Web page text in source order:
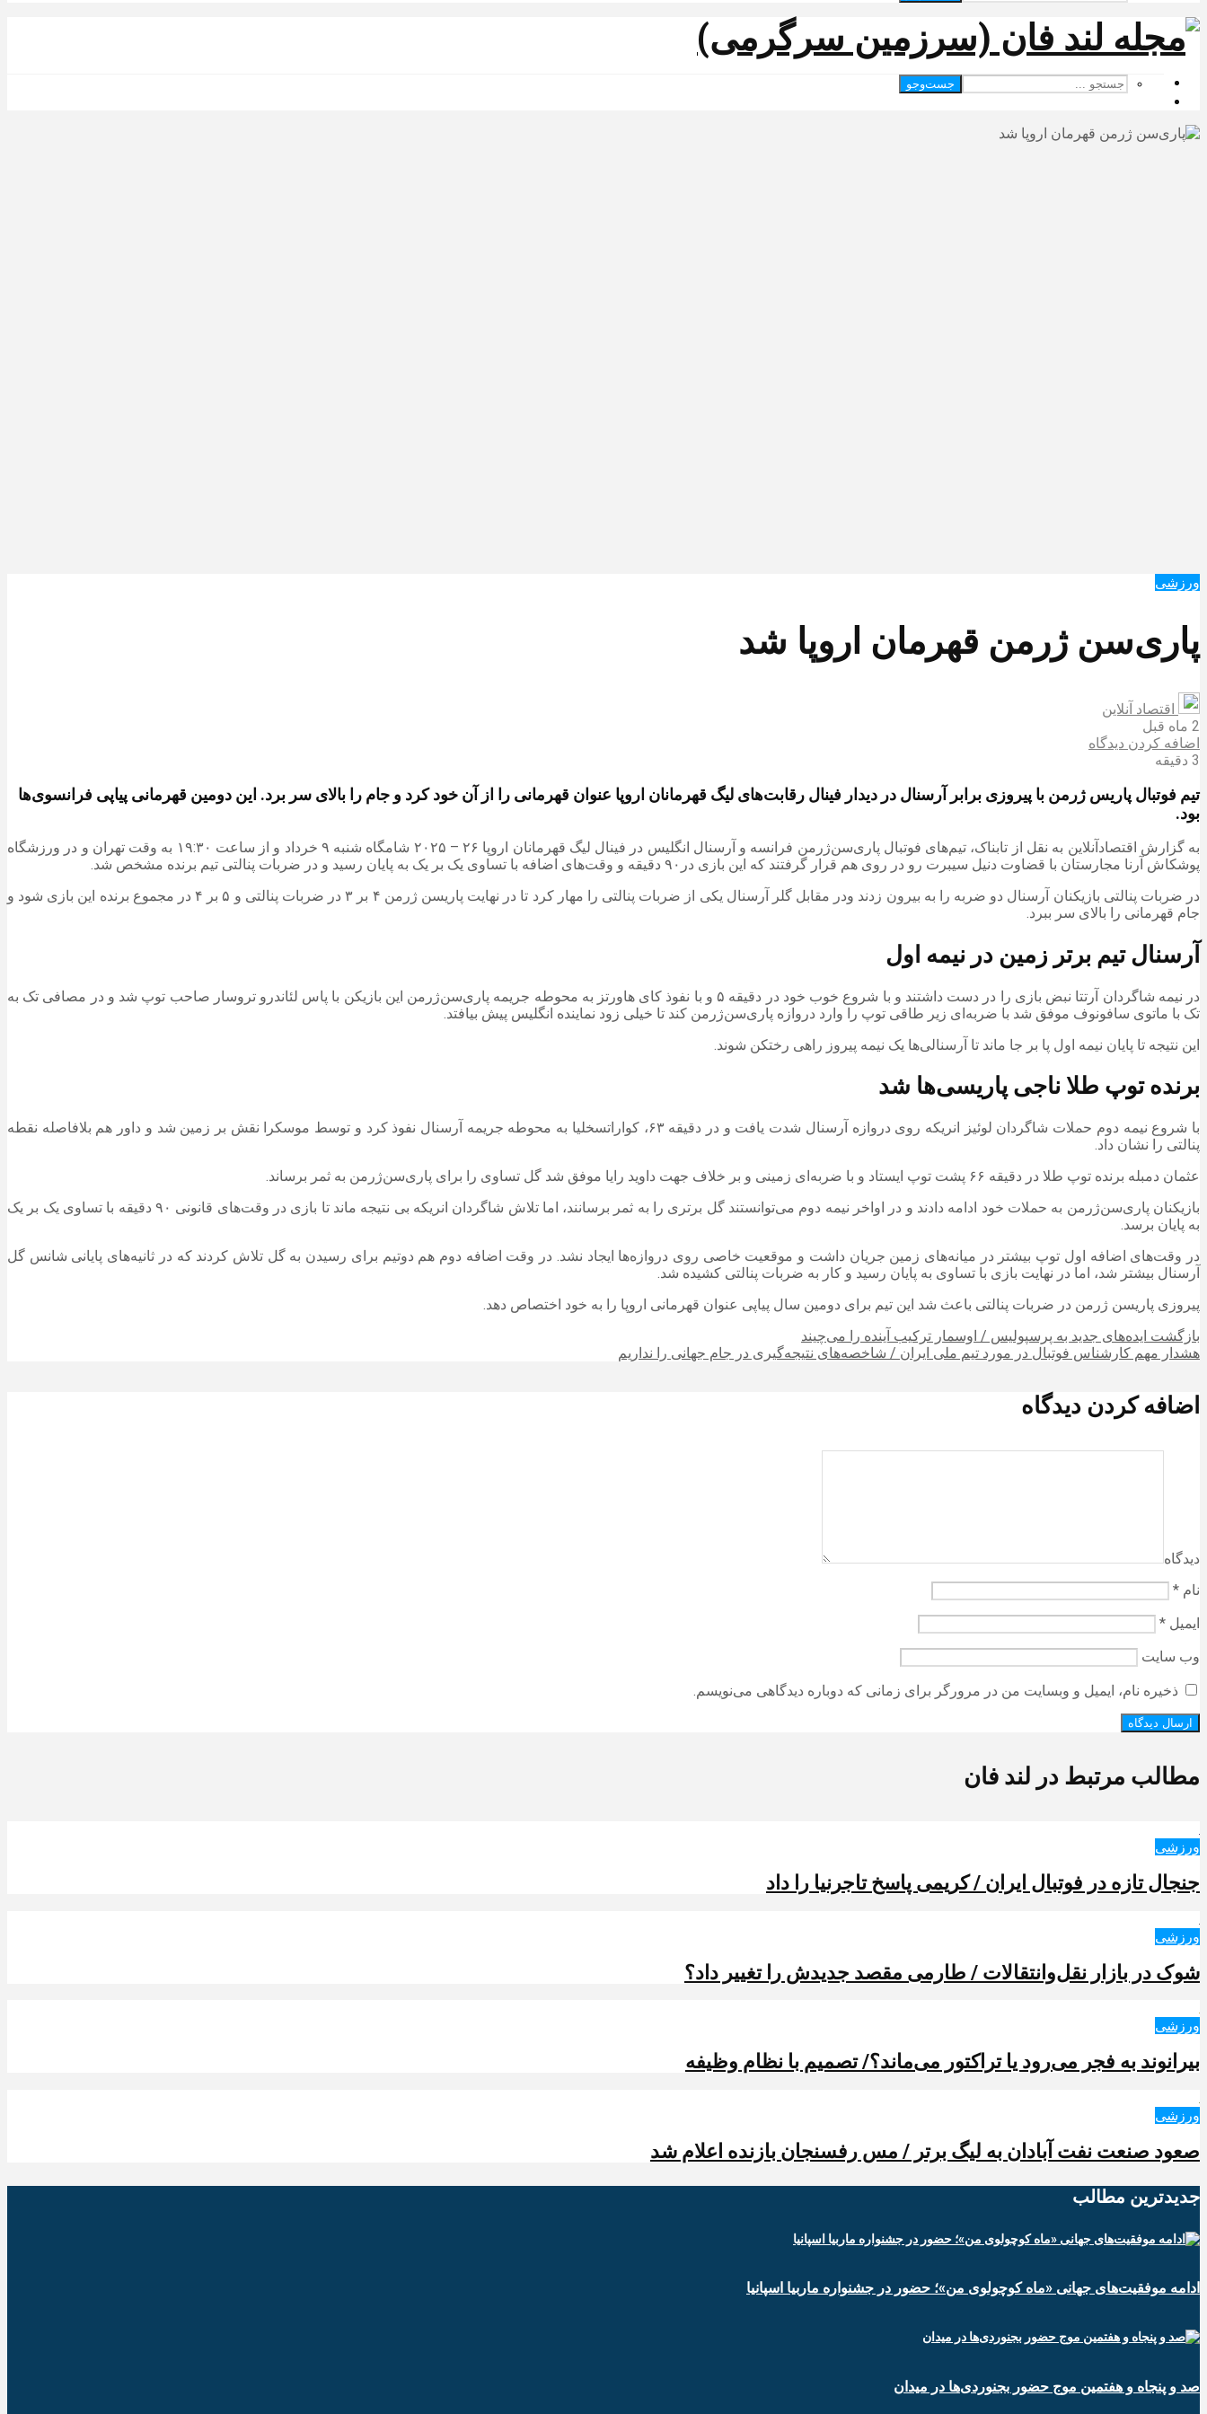
جست‌وجو
ورزشی
پاری‌سن ژرمن قهرمان اروپا شد
اقتصاد آنلاین
2 ماه قبل
اضافه کردن دیدگاه
3 دقیقه
تیم فوتبال پاریس ژرمن با پیروزی برابر آرسنال در دیدار فینال رقابت‌های لیگ قهرمانان اروپا عنوان قهرمانی را از آن خود کرد و جام را بالای سر برد. این دومین قهرمانی پیاپی فرانسوی‌ها
بود.
به گزارش اقتصادآنلاین به نقل از تابناک، تیم‌های فوتبال پاری‌سن‌ژرمن فرانسه و آرسنال انگلیس در فینال لیگ قهرمانان اروپا ۲۶ – ۲۰۲۵ شامگاه شنبه ۹ خرداد و از ساعت ۱۹:۳۰ به وقت تهران و در ورزشگاه
پوشکاش آرنا مجارستان با قضاوت دنیل سیبرت رو در روی هم قرار گرفتند که این بازی در۹۰ دقیقه و وقت‌های اضافه با تساوی یک بر یک به پایان رسید و در ضربات پنالتی تیم برنده مشخص شد.
در ضربات پنالتی بازیکنان آرسنال دو ضربه را به بیرون زدند ودر مقابل گلر آرسنال یکی از ضربات پنالتی را مهار کرد تا در نهایت پاریسن ژرمن ۴ بر ۳ در ضربات پنالتی و ۵ بر ۴ در مجموع برنده این بازی شود و
جام قهرمانی را بالای سر ببرد.
آرسنال تیم برتر زمین در نیمه اول
در نیمه شاگردان آرتتا نبض بازی را در دست داشتند و با شروع خوب خود در دقیقه ۵ و با نفوذ کای هاورتز به محوطه جریمه پاری‌سن‌ژرمن این بازیکن با پاس لئاندرو تروسار صاحب توپ شد و در مصافی تک به
تک با ماتوی سافونوف موفق شد با ضربه‌ای زیر طاقی توپ را وارد دروازه پاری‌سن‌ژرمن کند تا خیلی زود نماینده انگلیس پیش بیافتد.
این نتیجه تا پایان نیمه اول پا بر جا ماند تا آرسنالی‌ها یک نیمه پیروز راهی رختکن شوند.
برنده توپ طلا ناجی پاریسی‌ها شد
با شروع نیمه دوم حملات شاگردان لوئیز انریکه روی دروازه آرسنال شدت یافت و در دقیقه ۶۳، کواراتسخلیا به محوطه جریمه آرسنال نفوذ کرد و توسط موسکرا نقش بر زمین شد و داور هم بلافاصله نقطه
پنالتی را نشان داد.
عثمان دمبله برنده توپ طلا در دقیقه ۶۶ پشت توپ ایستاد و با ضربه‌ای زمینی و بر خلاف جهت داوید رایا موفق شد گل تساوی را برای پاری‌سن‌ژرمن به ثمر برساند.
بازیکنان پاری‌سن‌ژرمن به حملات خود ادامه دادند و در اواخر نیمه دوم می‌توانستند گل برتری را به ثمر برسانند، اما تلاش شاگردان انریکه بی نتیجه ماند تا بازی در وقت‌های قانونی ۹۰ دقیقه با تساوی یک بر یک
به پایان برسد.
در وقت‌های اضافه اول توپ بیشتر در میانه‌های زمین جریان داشت و موقعیت خاصی روی دروازه‌ها ایجاد نشد. در وقت اضافه دوم هم دوتیم برای رسیدن به گل تلاش کردند که در ثانیه‌های پایانی شانس گل
آرسنال بیشتر شد، اما در نهایت بازی با تساوی به پایان رسید و کار به ضربات پنالتی کشیده شد.
پیروزی پاریسن ژرمن در ضربات پنالتی باعث شد این تیم برای دومین سال پیاپی عنوان قهرمانی اروپا را به خود اختصاص دهد.
بازگشت ایده‌های جدید به پرسپولیس / اوسمار ترکیب آینده را می‌چیند
هشدار مهم کارشناس فوتبال در مورد تیم ملی ایران / شاخصه‌های نتیجه‌گیری در جام جهانی را نداریم
اضافه کردن دیدگاه
دیدگاه
نام *
ایمیل *
وب‌ سایت
ذخیره نام، ایمیل و وبسایت من در مرورگر برای زمانی که دوباره دیدگاهی می‌نویسم.
مطالب مرتبط در لند فان
ورزشی
جنجال تازه در فوتبال ایران / کریمی پاسخ تاجرنیا را داد
ورزشی
شوک در بازار نقل‌وانتقالات / طارمی مقصد جدیدش را تغییر داد؟
ورزشی
بیرانوند به فجر می‌رود یا تراکتور می‌ماند؟/ تصمیم با نظام وظیفه
ورزشی
صعود صنعت نفت آبادان به لیگ برتر / مس رفسنجان بازنده اعلام شد
جدیدترین‌ مطالب
ادامه موفقیت‌های جهانی «ماه کوچولوی من»؛ حضور در جشنواره ماربیا اسپانیا
صد و پنجاه و هفتمین موج حضور بجنوردی‌ها در میدان